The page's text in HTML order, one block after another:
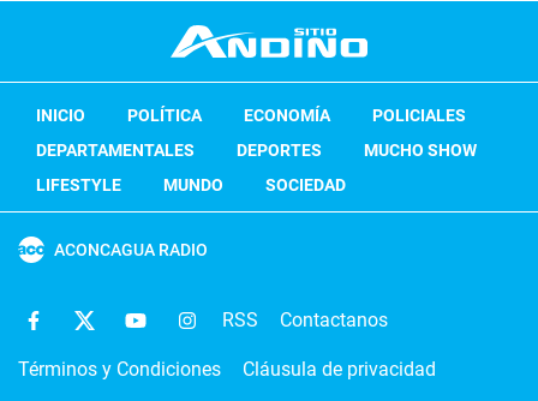
INICIO POLÍTICA ECONOMÍA
POLICIALES
DEPARTAMENTALES
DEPORTES
MUCHO SHOW
LIFESTYLE
MUNDO SOCIEDAD
ACONCAGUA RADIO
RSS Contactanos
Términos y Condiciones Cláusula de privacidad